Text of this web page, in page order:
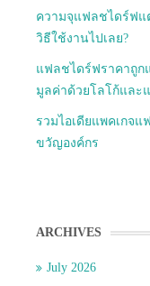
ความจุแฟลชไดร์ฟแ
วิธีใช้งานไปเลย?
แฟลชไดร์ฟราคาถูก
มูลค่าด้วยโลโก้และ
รวมไอเดียแพคเกจ
ขวัญองค์กร
ARCHIVES
July 2026